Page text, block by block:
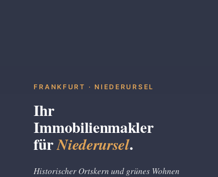
FRANKFURT · NIEDERURSEL
Ihr
Immobilienmakler
fürNiederursel.
Historischer Ortskern und grünes Wohnen